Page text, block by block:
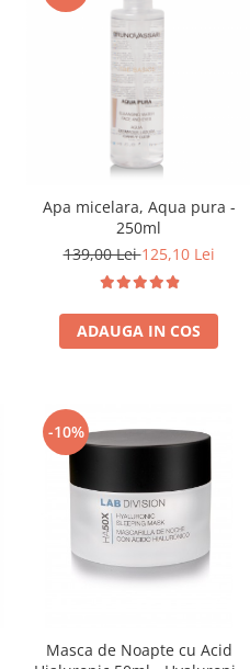
Apa micelara, Aqua pura -
250ml
139,00 Lei125,10 Lei
ADAUGA IN COS
-10%
Masca de Noapte cu Acid